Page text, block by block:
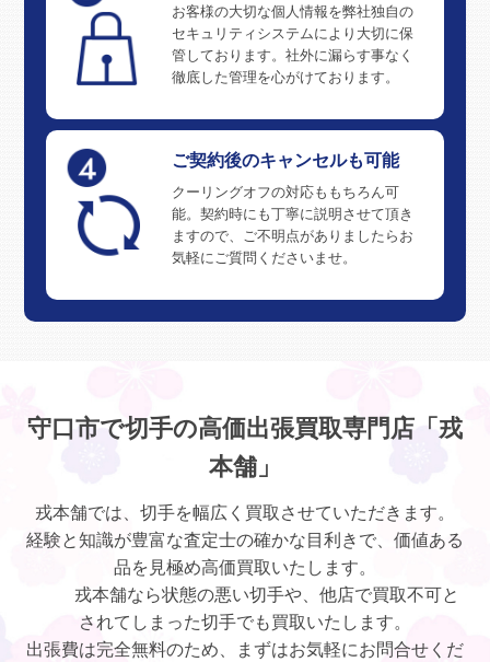
お客様の大切な個人情報を弊社独自の
セキュリティシステムにより大切に保
管しております。社外に漏らす事なく
徹底した管理を心がけております。
ご契約後のキャンセルも可能
クーリングオフの対応ももちろん可
能。契約時にも丁寧に説明させて頂き
ますので、ご不明点がありましたらお
気軽にご質問くださいませ。
守口市で切手の高価出張買取専門店「戎
本舗」
戎本舗では、切手を幅広く買取させていただきます。
経験と知識が豊富な査定士の確かな目利きで、価値ある
品を見極め高価買取いたします。
戎本舗なら状態の悪い切手や、他店で買取不可と
されてしまった切手でも買取いたします。
出張費は完全無料のため、まずはお気軽にお問合せくだ